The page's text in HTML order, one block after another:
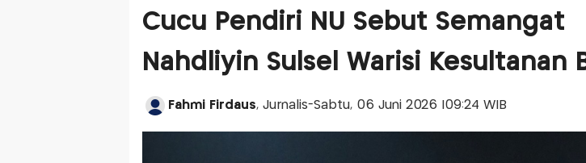
Cucu Pendiri NU Sebut Semangat
Nahdliyin Sulsel Warisi Kesultanan
Fahmi Firdaus, Jurnalis-Sabtu, 06 Juni 2026 |09:24 WIB